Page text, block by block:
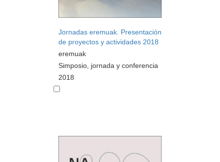
Jornadas eremuak. Presentación
de proyectos y actividades 2018
eremuak
Simposio, jornada y conferencia
2018